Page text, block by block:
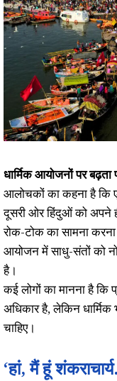
धार्मिक आयोजनों पर
आलोचकों का कहना है कि
दूसरी ओर हिंदुओं को अपने
रोक-टोक का सामना
आयोजन में साधु-संतों को
है।
कई लोगों का मानना है कि
अधिकार है, लेकिन
चाहिए।
‘हां, मैं हूं